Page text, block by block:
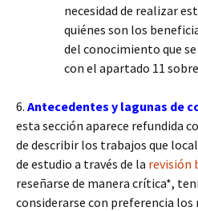
necesidad de realizar
quiénes son los
del conocimiento que
con el apartado 11
6. Antecedentes y lagunas de
esta sección aparece refundida
de describir los trabajos que
de estudio a través de la revisión
reseñarse de manera crítica*,
considerarse con preferencia